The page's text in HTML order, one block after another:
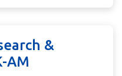
&
AM